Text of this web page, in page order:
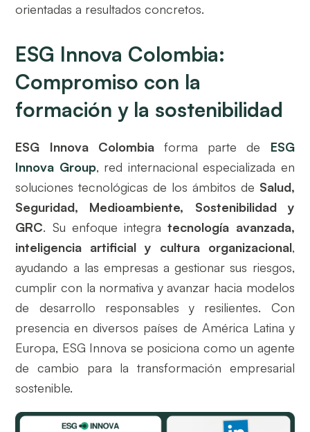
orientadas a resultados concretos.
ESG Innova Colombia:
Compromiso con la
formación y la sostenibilidad
ESG Innova Colombiaforma parte de ESG
Innova Group, red internacional especializada en
soluciones tecnológicas de los ámbitos de Salud,
Seguridad, Medioambiente, Sostenibilidad y
GRC. Su enfoque integratecnología avanzada,
inteligencia artificial y cultura organizacional,
ayudando a las empresas a gestionar sus riesgos,
cumplir con la normativa y avanzar hacia modelos
de desarrollo responsables y resilientes. Con
presencia en diversos países de América Latina y
Europa, ESG Innova se posiciona como un agente
de cambio para la transformación empresarial
sostenible.